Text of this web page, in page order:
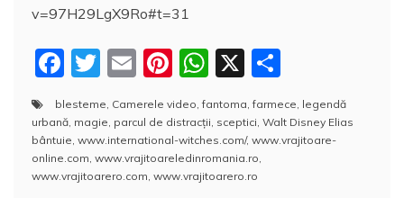
v=97H29LgX9Ro#t=31
F
a
c
e
b
T
w
itt
er
E
m
ai
l
Pi
nt
er
e
st
W
h
at
s
A
X
rt
aj
blesteme, Camerele video,fantoma,farmece, legendă
urbană, magie, parcul de distracții, sceptici, Walt Disney Elias
bântuie, www.international-witches.com/, www.vrajitoare-
online.com, www.vrajitoareledinromania.ro,
www.vrajitoarero.com, www.vrajitoarero.ro